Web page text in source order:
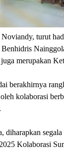
turut
juga merupakan
berakhirnya
kolaborasi
diharapkan
Kolaborasi